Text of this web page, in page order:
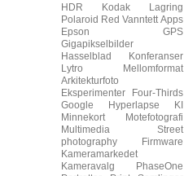
HDR
Kodak
Lagring
Polaroid Red Vanntett Apps
Epson
GPS
Gigapikselbilder
Hasselblad
Konferanser
Lytro
Mellomformat
Arkitekturfoto
Eksperimenter
Four-Thirds
Google
Hyperlapse
KI
Minnekort
Motefotografi
Multimedia
Street
photography
Firmware
Kameramarkedet
Kameravalg
PhaseOne